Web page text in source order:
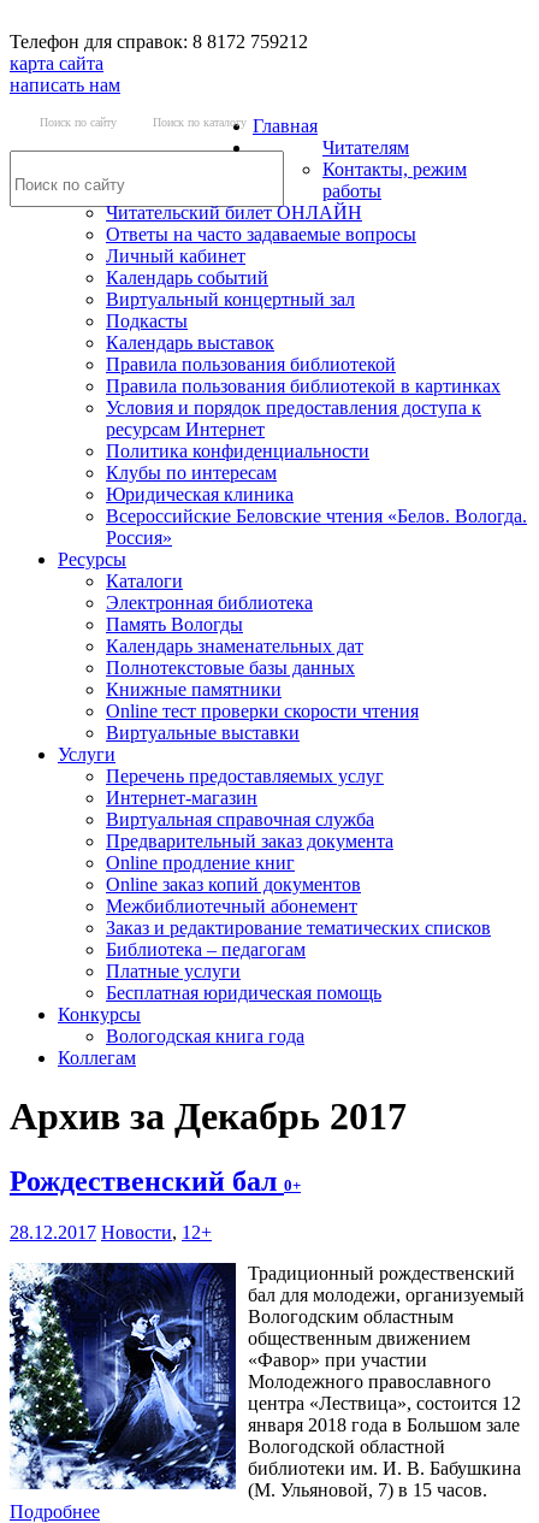
Телефон для справок: 8 8172 759212
карта сайта
написать нам
Поиск по сайту Поиск по каталогу Главная
Читателям
Контакты, режим
работы
Читательский билет ОНЛАЙН
Ответы на часто задаваемые вопросы
Личный кабинет
Календарь событий
Виртуальный концертный зал
Подкасты
Календарь выставок
Правила пользования библиотекой
Правила пользования библиотекой в картинках
Условия и порядок предоставления доступа к
ресурсам Интернет
Политика конфиденциальности
Клубы по интересам
Юридическая клиника
Всероссийские Беловские чтения «Белов. Вологда.
Россия»
Ресурсы
Каталоги
Электронная библиотека
Память Вологды
Календарь знаменательных дат
Полнотекстовые базы данных
Книжные памятники
Online тест проверки скорости чтения
Виртуальные выставки
Услуги
Перечень предоставляемых услуг
Интернет-магазин
Виртуальная справочная служба
Предварительный заказ документа
Online продление книг
Online заказ копий документов
Межбиблиотечный абонемент
Заказ и редактирование тематических списков
Библиотека – педагогам
Платные услуги
Бесплатная юридическая помощь
Конкурсы
Вологодская книга года
Коллегам
Архив за Декабрь 2017
Рождественский бал 0+
28.12.2017 Новости, 12+
Традиционный рождественский
бал для молодежи, организуемый
Вологодским областным
общественным движением
«Фавор» при участии
Молодежного православного
центра «Лествица», состоится 12
января 2018 года в Большом зале
Вологодской областной
библиотеки им. И. В. Бабушкина
(М. Ульяновой, 7) в 15 часов.
Подробнее